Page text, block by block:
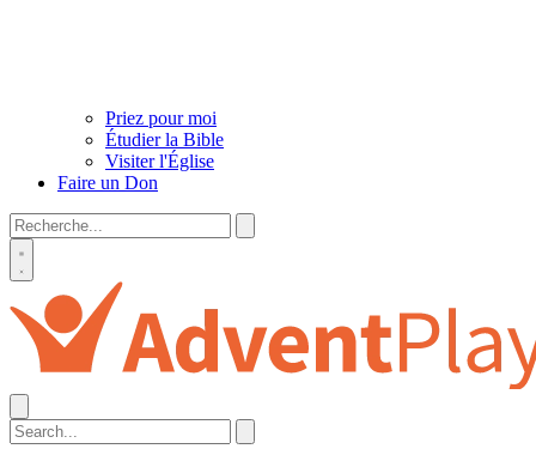
Priez pour moi
Étudier la Bible
Visiter l'Église
Faire un Don